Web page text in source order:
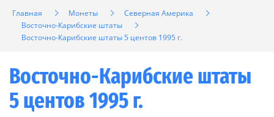
Главная Монеты
Северная Америка
Восточно-Карибские штаты
Восточно-Карибские штаты 5 центов 1995 г.
Восточно-Карибские штаты
5 центов 1995 г.